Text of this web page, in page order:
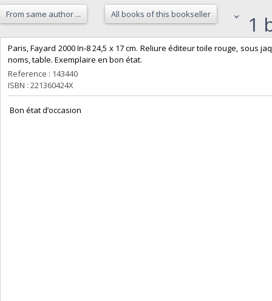
From same author ... All books of this bookseller 1
‎Paris, Fayard 2000 In-8 24,5 x 17 cm. Reliure éditeur toile rouge, sous
noms, table. Exemplaire en bon état.‎
Reference : 143440
ISBN : 221360424X
‎ Bon état d’occasion ‎